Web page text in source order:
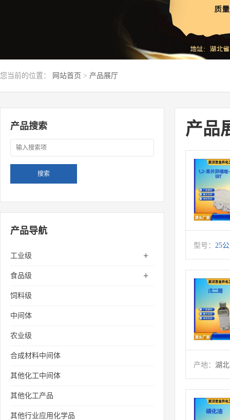
您当前的位置： 网站首页 > 产品展厅
产品搜索
产品导航
工业级 +
食品级 +
饲料级
中间体
农业级
合成材料中间体
其他化工中间体
其他化工产品
其他行业应用化学品
产品
型号： 25
产地： 湖北